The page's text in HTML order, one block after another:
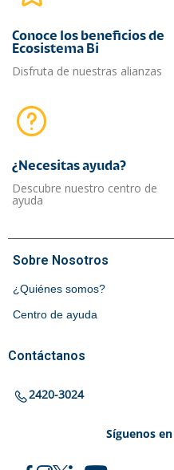
Conoce los beneficios de
Ecosistema Bi
Disfruta de nuestras alianzas
¿Necesitas ayuda?​
Descubre nuestro centro de
ayuda
Sobre Nosotros
¿Quiénes somos?
Centro de ayuda
Contáctanos
2420-3024
Síguenos